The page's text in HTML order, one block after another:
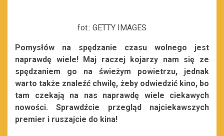
fot.: GETTY IMAGES
Pomysłów na spędzanie czasu wolnego jest
naprawdę wiele! Maj raczej kojarzy nam się ze
spędzaniem go na świeżym powietrzu, jednak
warto także znaleźć chwilę, żeby odwiedzić kino, bo
tam czekają na nas naprawdę wiele ciekawych
nowości. Sprawdźcie przegląd najciekawszych
premier i ruszajcie do kina!